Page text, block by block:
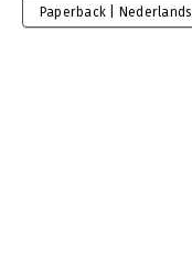
Paperback | Nederlands